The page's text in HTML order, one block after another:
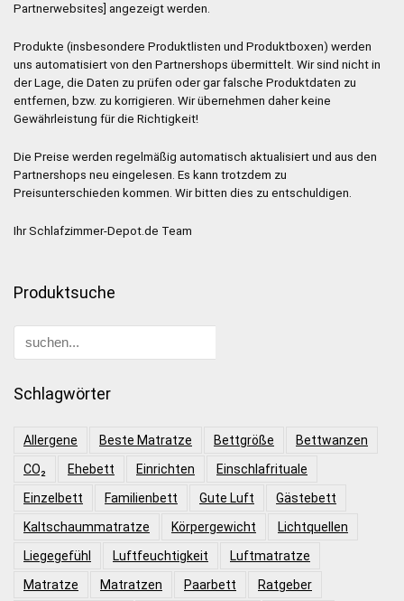
Partnerwebsites] angezeigt werden.
Produkte (insbesondere Produktlisten und Produktboxen) werden
uns automatisiert von den Partnershops übermittelt. Wir sind nicht in
der Lage, die Daten zu prüfen oder gar falsche Produktdaten zu
entfernen, bzw. zu korrigieren. Wir übernehmen daher keine
Gewährleistung für die Richtigkeit!
Die Preise werden regelmäßig automatisch aktualisiert und aus den
Partnershops neu eingelesen. Es kann trotzdem zu
Preisunterschieden kommen. Wir bitten dies zu entschuldigen.
Ihr Schlafzimmer-Depot.de Team
Produktsuche
Schlagwörter
Allergene Beste Matratze Bettgröße
Bettwanzen
CO₂
Ehebett Einrichten
Einschlafrituale
Einzelbett
Familienbett Gute Luft
Gästebett
Kaltschaummatratze
Körpergewicht
Lichtquellen
Liegegefühl
Luftfeuchtigkeit
Luftmatratze
Matratze
Matratzen Paarbett Ratgeber